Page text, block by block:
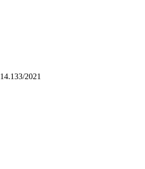
2021